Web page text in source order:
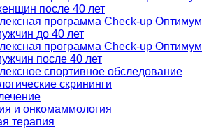
после 40 лет
программа Check-up Оптимум
до 40 лет
программа Check-up Оптимум
после 40 лет
спортивное обследование
скрининги
и онкомаммология
терапия